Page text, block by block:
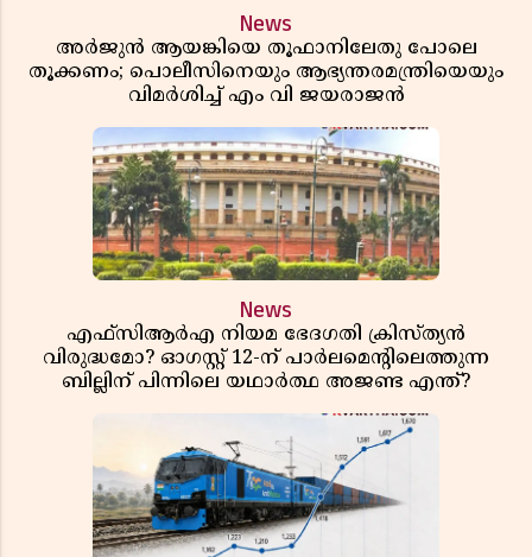
News
അർജുൻ ആയങ്കിയെ തൂഫാനിലേതു പോലെ
തൂക്കണം; പൊലീസിനെയും ആഭ്യന്തരമന്ത്രിയെയും
വിമർശിച്ച് എം വി ജയരാജൻ
News
എഫ്സിആർഎ നിയമ ഭേദഗതി ക്രിസ്ത്യൻ
വിരുദ്ധമോ? ഓഗസ്റ്റ് 12-ന് പാർലമെന്റിലെത്തുന്ന
ബില്ലിന് പിന്നിലെ യഥാർത്ഥ അജണ്ട എന്ത്?